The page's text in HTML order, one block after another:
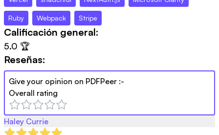
Ruby Webpack Stripe
Calificación general:
5.0 🏆
Reseñas:
Give your opinion on PDFPeer :-
Overall rating
Haley Currie